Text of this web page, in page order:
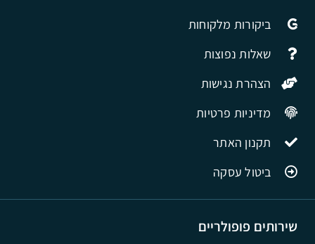
שירותים פופולריים
ביקורות מלקוחות
שאלות נפוצות
הצהרת נגישות
מדיניות פרטיות
תקנון האתר
ביטול עסקה